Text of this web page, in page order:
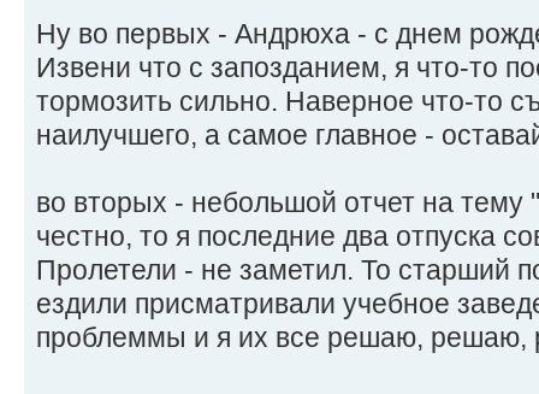
Ну во первых - Андрюха - с днем
Извени что с запозданием, я что-то
тормозить сильно. Наверное что-то
наилучшего, а самое главное -
во вторых - небольшой отчет на тему
честно, то я последние два отпуска
Пролетели - не заметил. То старший
ездили присматривали учебное
проблеммы и я их все решаю,